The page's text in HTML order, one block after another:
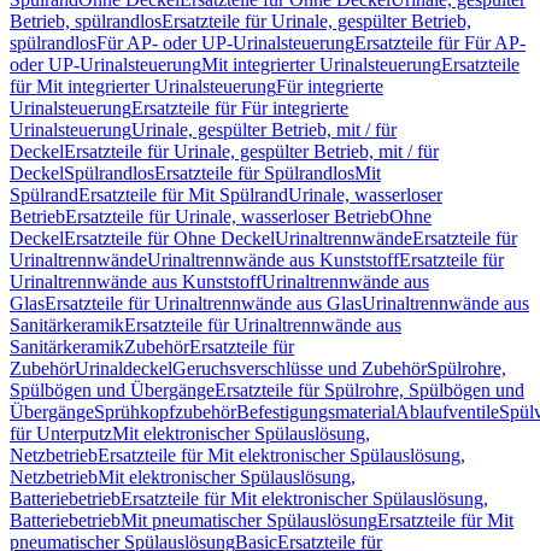
Betrieb, spülrandlosErsatzteile für Urinale, gespülter Betrieb,
spülrandlosFür AP- oder UP-UrinalsteuerungErsatzteile für Für AP-
oder UP-UrinalsteuerungMit integrierter UrinalsteuerungErsatzteile
für Mit integrierter UrinalsteuerungFür integrierte
UrinalsteuerungErsatzteile für Für integrierte
UrinalsteuerungUrinale, gespülter Betrieb, mit / für
DeckelErsatzteile für Urinale, gespülter Betrieb, mit / für
DeckelSpülrandlosErsatzteile für SpülrandlosMit
SpülrandErsatzteile für Mit SpülrandUrinale, wasserloser
BetriebErsatzteile für Urinale, wasserloser BetriebOhne
DeckelErsatzteile für Ohne DeckelUrinaltrennwändeErsatzteile für
UrinaltrennwändeUrinaltrennwände aus KunststoffErsatzteile für
Urinaltrennwände aus KunststoffUrinaltrennwände aus
GlasErsatzteile für Urinaltrennwände aus GlasUrinaltrennwände aus
SanitärkeramikErsatzteile für Urinaltrennwände aus
SanitärkeramikZubehörErsatzteile für
ZubehörUrinaldeckelGeruchsverschlüsse und ZubehörSpülrohre,
Spülbögen und ÜbergängeErsatzteile für Spülrohre, Spülbögen und
ÜbergängeSprühkopfzubehörBefestigungsmaterialAblaufventile
für UnterputzMit elektronischer Spülauslösung,
NetzbetriebErsatzteile für Mit elektronischer Spülauslösung,
NetzbetriebMit elektronischer Spülauslösung,
BatteriebetriebErsatzteile für Mit elektronischer Spülauslösung,
BatteriebetriebMit pneumatischer SpülauslösungErsatzteile für Mit
pneumatischer SpülauslösungBasicErsatzteile für